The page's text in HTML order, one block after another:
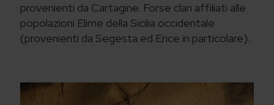
provenienti da Cartagine. Forse clan affiliati alle
popolazioni Elime della Sicilia occidentale
(provenienti da Segesta ed Erice in particolare).